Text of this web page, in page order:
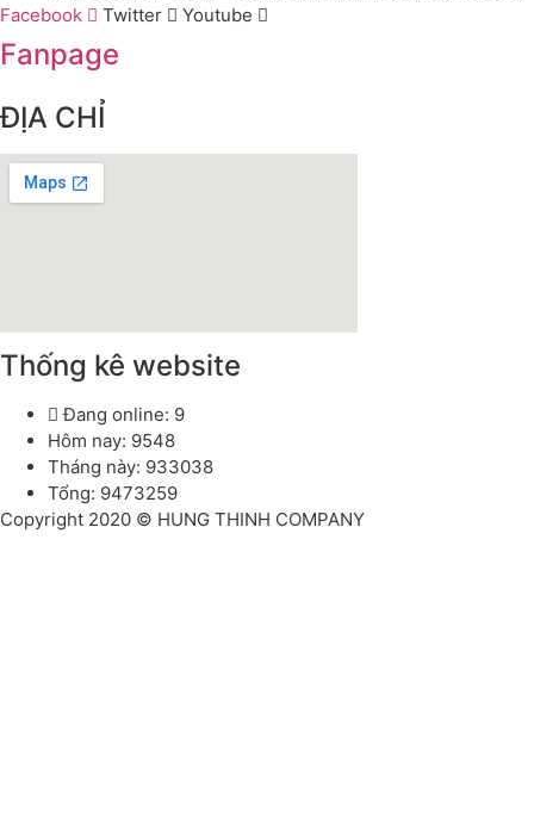
Facebook
Twitter Youtube
Fanpage
ĐỊA CHỈ
Thống kê website
Đang online: 9
Hôm nay: 9548
Tháng này: 933038
Tổng: 9473259
Copyright 2020 © HUNG THINH COMPANY